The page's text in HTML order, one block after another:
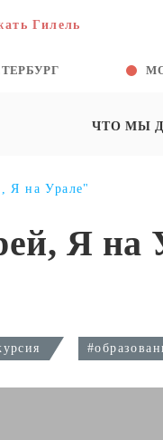
Гилель
ЧТО МЫ
Я на Урале"
Я на